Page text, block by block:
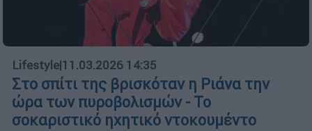
Lifestyle|11.03.2026 14:35
Στο σπίτι της βρισκόταν η Ριάνα την
ώρα των πυροβολισμών - Το
σοκαριστικό ηχητικό ντοκουμέντο